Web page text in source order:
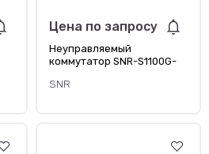
Цена по запросу
Неуправляемый
коммутатор SNR-S1100G-
SNR